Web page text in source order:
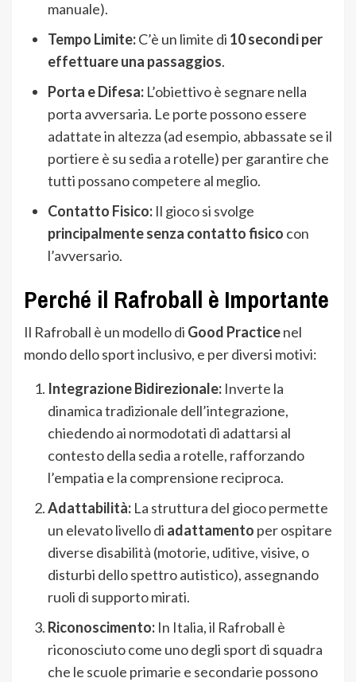
manuale).
Tempo Limite:C’è un limite di 10 secondi per
effettuare una passaggios.
Porta e Difesa: L’obiettivo è segnare nella
porta avversaria. Le porte possono essere
adattate in altezza (ad esempio, abbassate se il
portiere è su sedia a rotelle) per garantire che
tutti possano competere al meglio.
Contatto Fisico: Il gioco si svolge
principalmente senza contatto fisico con
l’avversario.
Perché il Rafroball è Importante
Il Rafroball è un modello di Good Practicenel
mondo dello sport inclusivo, e per diversi motivi:
Integrazione Bidirezionale: Inverte la
dinamica tradizionale dell’integrazione,
chiedendo ai normodotati di adattarsi al
contesto della sedia a rotelle, rafforzando
l’empatia e la comprensione reciproca.
Adattabilità: La struttura del gioco permette
un elevato livello di adattamento per ospitare
diverse disabilità (motorie, uditive, visive, o
disturbi dello spettro autistico), assegnando
ruoli di supporto mirati.
Riconoscimento: In Italia, il Rafroball è
riconosciuto come uno degli sport di squadra
che le scuole primarie e secondarie possono